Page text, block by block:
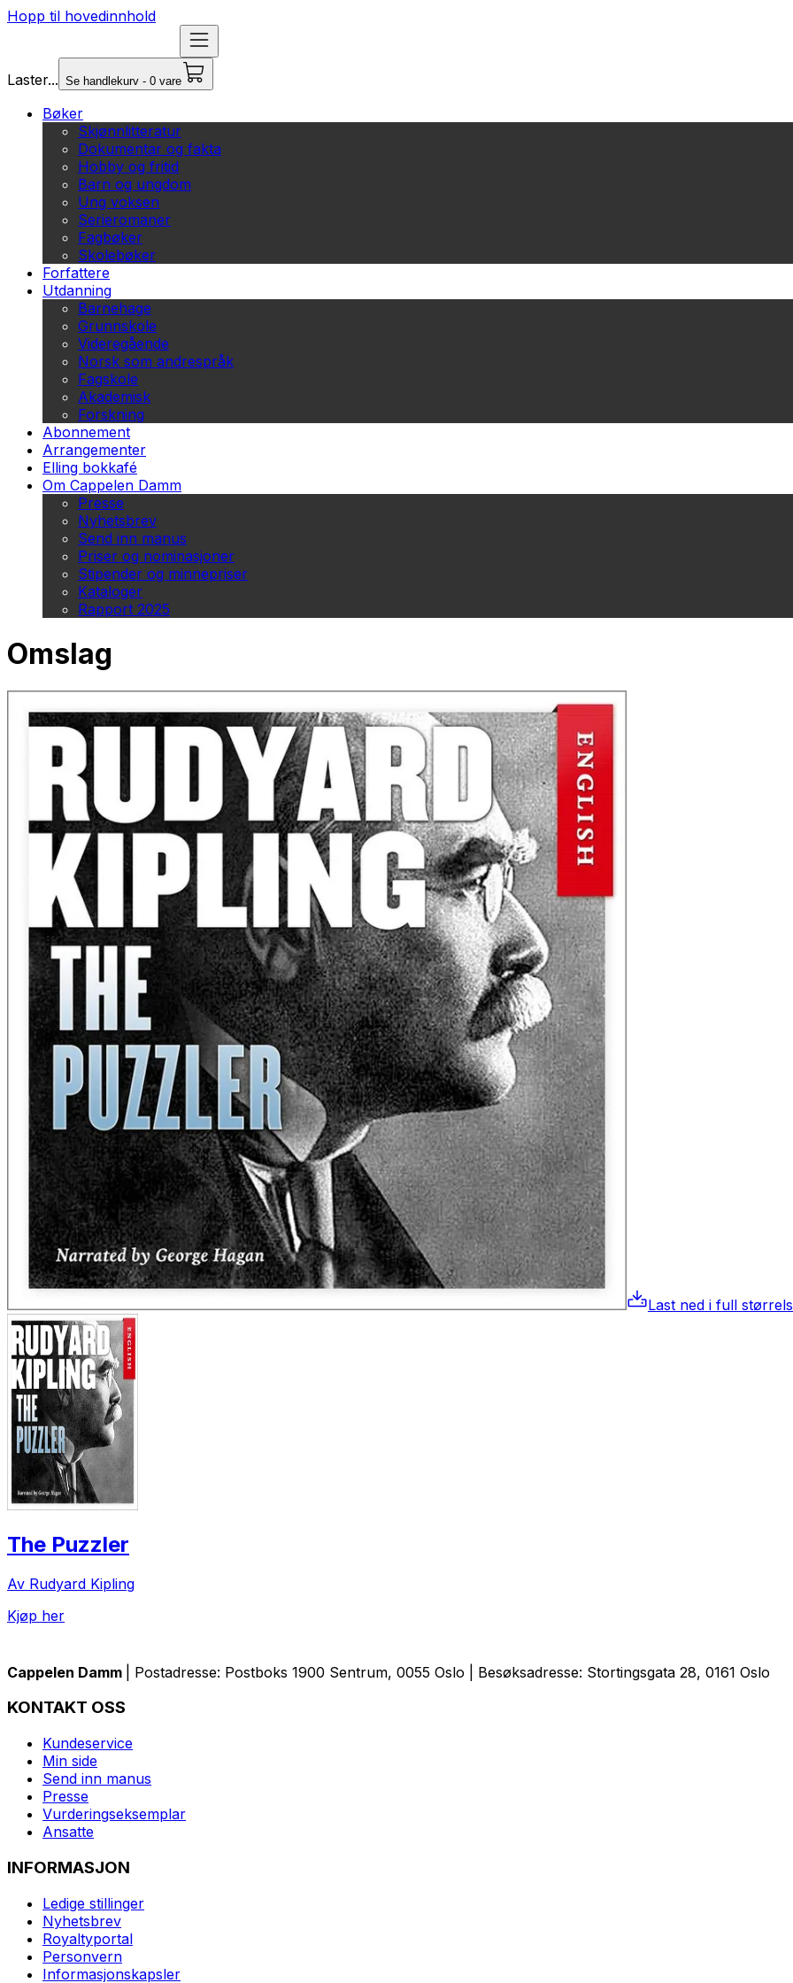
Hopp til hovedinnhold
Laster... Se handlekurv - 0 vare
Bøker
Skjønnlitteratur
Dokumentar og fakta
Hobby og fritid
Barn og ungdom
Ung voksen
Serieromaner
Fagbøker
Skolebøker
Forfattere
Utdanning
Barnehage
Grunnskole
Videregående
Norsk som andrespråk
Fagskole
Akademisk
Forskning
Abonnement
Arrangementer
Elling bokkafé
Om Cappelen Damm
Presse
Nyhetsbrev
Send inn manus
Priser og nominasjoner
Stipender og minnepriser
Kataloger
Rapport 2025
Omslag
Last ned i full
The Puzzler
Av Rudyard Kipling
Kjøp her
Cappelen Damm | Postadresse: Postboks 1900 Sentrum, 0055 Oslo | Besøksadresse: Stortingsgata 28, 0161 Oslo
KONTAKT OSS
Kundeservice
Min side
Send inn manus
Presse
Vurderingseksemplar
Ansatte
INFORMASJON
Ledige stillinger
Nyhetsbrev
Royaltyportal
Personvern
Informasjonskapsler